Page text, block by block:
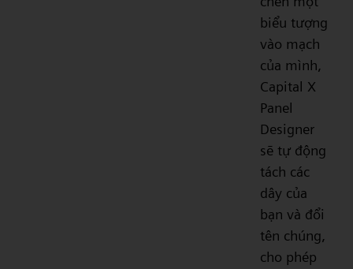
biểu tượng
vào mạch
của mình,
Capital X
Panel
Designer
sẽ tự động
tách các
dây của
bạn và đổi
tên chúng,
cho phép